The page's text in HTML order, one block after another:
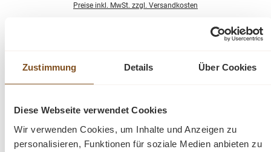
Zustimmung Details Über Cookies
Diese Webseite verwendet Cookies
Wir verwenden Cookies, um Inhalte und Anzeigen zu
personalisieren, Funktionen für soziale Medien anbieten zu
Preise inkl. MwSt. zzgl. Versandkosten
Rabatt
-7%